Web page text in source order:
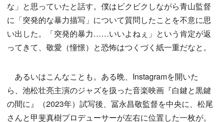
な」と思っていたと話す。僕はビクビクしながら青山監督
に「突発的な暴力描写」について質問したことを不意に思
い出した。「突発的暴力……いいよねぇ」という肯定が返
ってきて、敬愛（憧憬）と恐怖はつくづく紙一重だなと。
あるいはこんなことも。ある晩、Instagramを開いた
ら、池松壮亮主演のジャズを扱った音楽映画『白鍵と黒鍵
の間に』（2023年）試写後、冨永昌敬監督を中央に、松尾
さんと甲斐真樹プロデューサーが左右に位置した一枚が。